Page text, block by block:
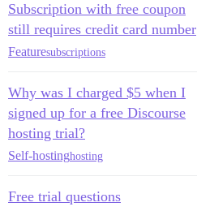
Subscription with free coupon
still requires credit card number
Featuresubscriptions
Why was I charged $5 when I
signed up for a free Discourse
hosting trial?
Self-hostinghosting
Free trial questions